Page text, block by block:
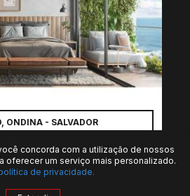
ONDINA - SALVADOR
concorda com a utilização de nossos
oferecer um serviço mais personalizado.
de privacidade.